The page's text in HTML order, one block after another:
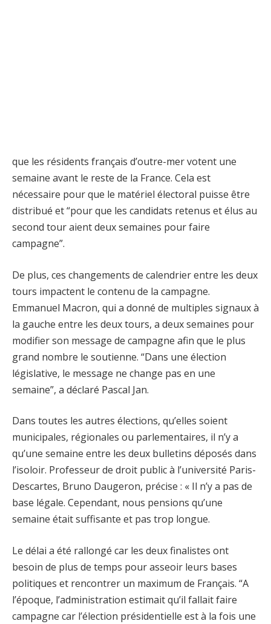
que les résidents français d’outre-mer votent une
semaine avant le reste de la France. Cela est
nécessaire pour que le matériel électoral puisse être
distribué et “pour que les candidats retenus et élus au
second tour aient deux semaines pour faire
campagne”.
De plus, ces changements de calendrier entre les deux
tours impactent le contenu de la campagne.
Emmanuel Macron, qui a donné de multiples signaux à
la gauche entre les deux tours, a deux semaines pour
modifier son message de campagne afin que le plus
grand nombre le soutienne. “Dans une élection
législative, le message ne change pas en une
semaine”, a déclaré Pascal Jan.
Dans toutes les autres élections, qu’elles soient
municipales, régionales ou parlementaires, il n’y a
qu’une semaine entre les deux bulletins déposés dans
l’isoloir. Professeur de droit public à l’université Paris-
Descartes, Bruno Daugeron, précise : « Il n’y a pas de
base légale. Cependant, nous pensions qu’une
semaine était suffisante et pas trop longue.
Le délai a été rallongé car les deux finalistes ont
besoin de plus de temps pour asseoir leurs bases
politiques et rencontrer un maximum de Français. “A
l’époque, l’administration estimait qu’il fallait faire
campagne car l’élection présidentielle est à la fois une